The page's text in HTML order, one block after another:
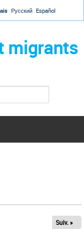
Русский Español
migrants
Suiv. »